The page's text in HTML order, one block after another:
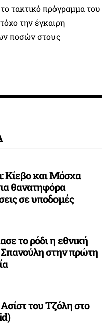
τακτικό πρόγραμμα του
την έγκαιρη
ποσών στους
Κίεβο και Μόσχα
θανατηφόρα
σε υποδομές
το ρόδι η εθνική
στην πρώτη
του Τζόλη στο